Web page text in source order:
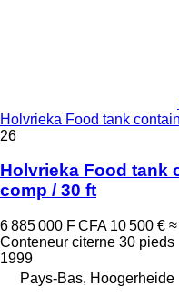
Holvrieka Food tank
26
Holvrieka Food tank
comp / 30 ft
6 885 000 F CFA 10 500 €
Conteneur citerne 30 pieds
1999
Pays-Bas, Hoogerheide